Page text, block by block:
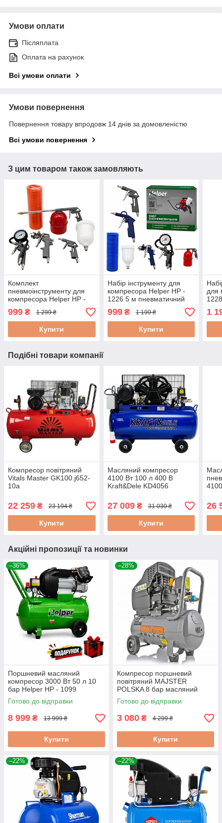
Умови оплати
Післяплата
Оплата на рахунок
Всі умови оплати
Умови повернення
Повернення товару впродовж 14 днів за домовленістю
Всі умови повернення
З цим товаром також замовляють
Комплект
пневмоінструменту для
компресора Helper HP -
1224 10 м набір
пневмоінструментів 5 в 1
999 ₴ 1 299 ₴
Купити
Набір інструменту для
компресора Helper HP -
1226 5 м пневматичний
набір інструментів для
фарбування
999₴ 1 199 ₴
Купити
для
сто
1
Подібні товари компанії
Компресор повітряний
Vitals Master GK100.j652-
10a
22 259 ₴ 23 194 ₴
Купити
Масляний компресор
4100 Вт 100 л 400 В
Kraft&Dele KD4056
сто пневматичний
компресор трифазний
27 009₴ 31 030 ₴
Купити
для
для
26
Акційні пропозиції та новинки
–36%
Поршневий масляний
компресор 3000 Вт 50 л 10
бар Helper HP - 1099
поршневий компресор для
фарбування
Готово до відправки
8 999 ₴ 13 999 ₴
Купити
–28%
Компресор поршневий
повітряний MAJSTER
POLSKA 8 бар масляний
компресор для автосервісу
24л
Готово до відправки
3 080 ₴ 4 299 ₴
Купити
–22% –22%